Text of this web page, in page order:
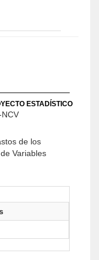
ESTADÍSTICO
de los
Variables